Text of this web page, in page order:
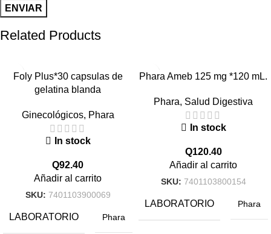
Related Products
Foly Plus*30 capsulas de
gelatina blanda
Ginecológicos, Phara
In stock
Q92.40
Añadir al carrito
SKU: 7401103900069
LABORATORIO Phara
Phara Ameb 125 mg *120 mL.
Phara, Salud Digestiva
In stock
Q120.40
Añadir al carrito
SKU: 7401103800154
LABORATORIO Phara